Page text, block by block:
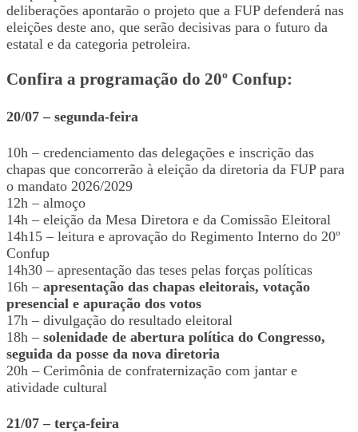
deliberações apontarão o projeto que a FUP defenderá nas
eleições deste ano, que serão decisivas para o futuro da
estatal e da categoria petroleira.
Confira a programação do 20º Confup:
20/07 – segunda-feira
10h – credenciamento das delegações e inscrição das
chapas que concorrerão à eleição da diretoria da FUP para
o mandato 2026/2029
12h – almoço
14h – eleição da Mesa Diretora e da Comissão Eleitoral
14h15 – leitura e aprovação do Regimento Interno do 20º
Confup
14h30 – apresentação das teses pelas forças políticas
16h – apresentação das chapas eleitorais, votação
presencial e apuração dos votos
17h – divulgação do resultado eleitoral
18h – solenidade de abertura política do Congresso,
seguida da posse da nova diretoria
20h – Cerimônia de confraternização com jantar e
atividade cultural
21/07 – terça-feira